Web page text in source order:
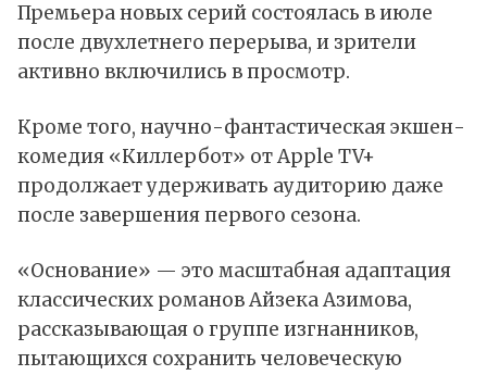
Премьера новых серий состоялась в июле
после двухлетнего перерыва, и зрители
активно включились в просмотр.
Кроме того, научно-фантастическая экшен-
комедия «Киллербот» отApple TV+
продолжает удерживать аудиторию даже
после завершения первого сезона.
«Основание» — это масштабная адаптация
классических романов Айзека Азимова,
рассказывающая о группе изгнанников,
пытающихся сохранить человеческую